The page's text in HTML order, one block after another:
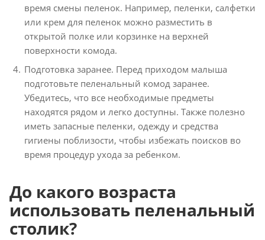
время смены пеленок. Например, пеленки, салфетки
или крем для пеленок можно разместить в
открытой полке или корзинке на верхней
поверхности комода.
Подготовка заранее. Перед приходом малыша
подготовьте пеленальный комод заранее.
Убедитесь, что все необходимые предметы
находятся рядом и легко доступны. Также полезно
иметь запасные пеленки, одежду и средства
гигиены поблизости, чтобы избежать поисков во
время процедур ухода за ребенком.
До какого возраста
использовать пеленальный
столик?